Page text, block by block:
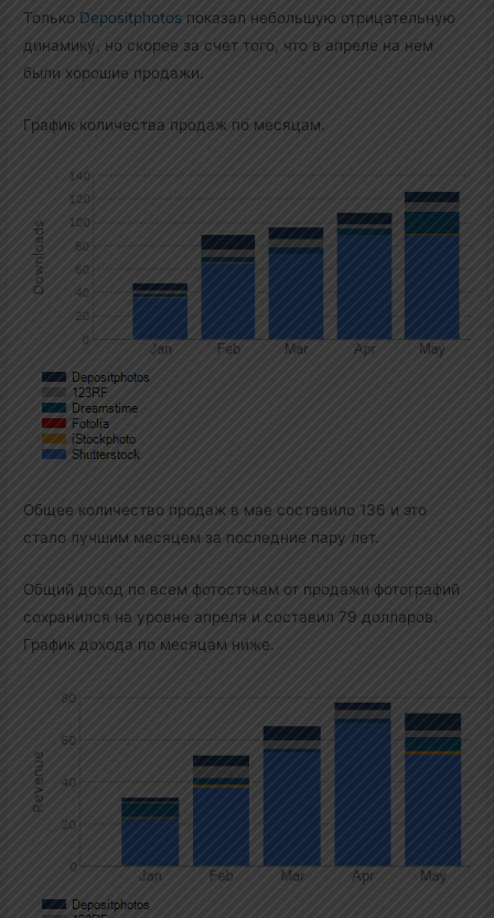
Только Depositphotos показал небольшую отрицательную
динамику, но скорее за счет того, что в апреле на нем
были хорошие продажи.
График количества продаж по месяцам.
Общее количество продаж в мае составило 136 и это
стало лучшим месяцем за последние пару лет.
Общий доход по всем фотостокам от продажи фотографий
сохранился на уровне апреля и составил 79 долларов.
График дохода по месяцам ниже.